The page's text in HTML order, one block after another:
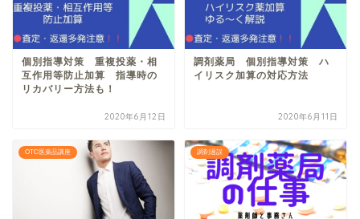
個別指導対策 重複投薬・相
互作用等防止加算 指導時の
リカバリー方法も！
2020年6月12日
調剤薬局 個別指導対策 ハ
イリスク加算の対応方法
2020年6月11日
OTC医薬品講座 調剤過誤